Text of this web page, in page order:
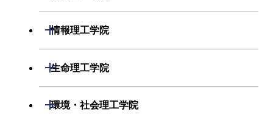
化学系
初年次専門科目
創造プロセス科目
電気電子系
経営工学系
材料系
初年次専門科目
情報理工学院
開閉
数理・計算科学系
生命理工学院
開閉
生命理工学系
環境・社会理工学院
開閉